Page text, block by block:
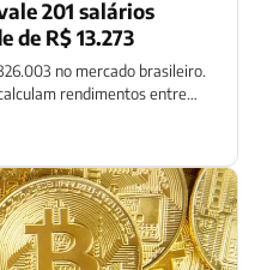
201 salários
de R$ 13.273
no mercado brasileiro.
rendimentos entre